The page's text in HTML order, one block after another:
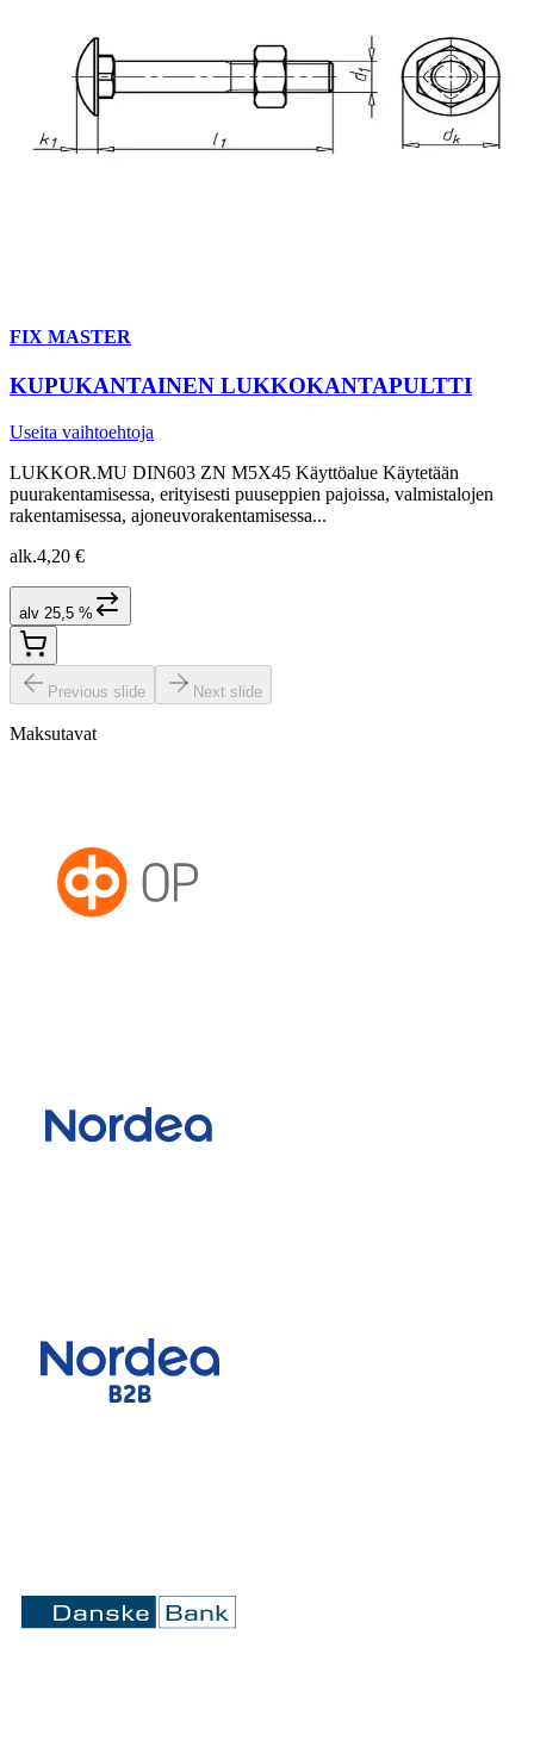
FIX MASTER
KUPUKANTAINEN LUKKOKANTAPULTTI
Useita vaihtoehtoja
LUKKOR.MU DIN603 ZN M5X45 Käyttöalue Käytetään
puurakentamisessa, erityisesti puuseppien pajoissa, valmistalojen
rakentamisessa, ajoneuvorakentamisessa...
alk.4,20 €
alv 25,5 %
Previous slide Next slide
Maksutavat